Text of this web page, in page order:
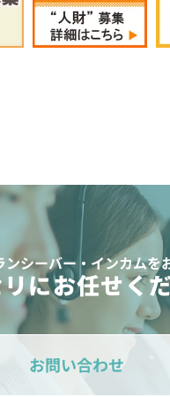
ンシーバー・インカムを
にお任せく
お問い合わせ